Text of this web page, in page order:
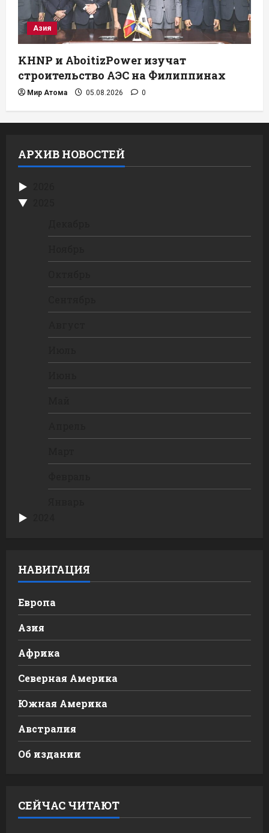
Азия
KHNP и AboitizPower изучат
строительство АЭС на Филиппинах
Мир Атома 05.08.2026 0
АРХИВ НОВОСТЕЙ
НАВИГАЦИЯ
Европа
Азия
Африка
Северная Америка
Южная Америка
Австралия
Об издании
СЕЙЧАС ЧИТАЮТ